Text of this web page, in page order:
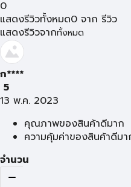
0
แสดงรีวิวทั้งหมด0 จาก รีวิว
แสดงรีวิวจากทั้งหมด
ก****
5
13 พ.ค. 2023
คุณภาพของสินค้าดีมาก
ความคุ้มค่าของสินค้าดีมา
จำนวน